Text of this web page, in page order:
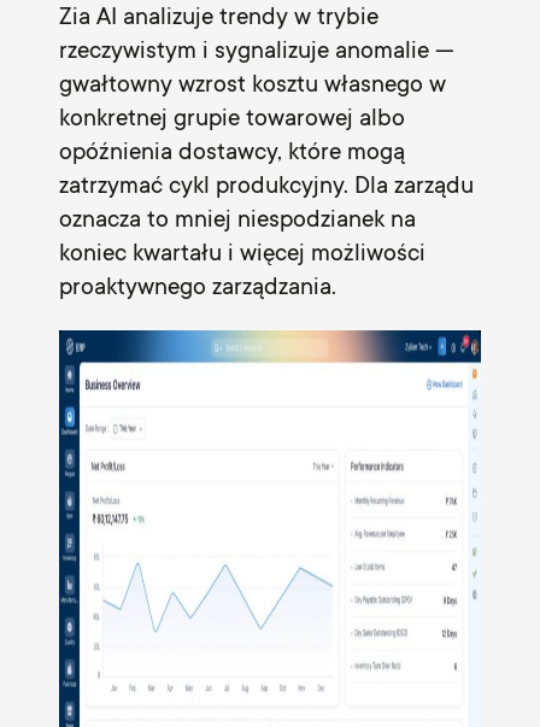
Zia AI analizuje trendy w trybie
rzeczywistym i sygnalizuje anomalie —
gwałtowny wzrost kosztu własnego w
konkretnej grupie towarowej albo
opóźnienia dostawcy, które mogą
zatrzymać cykl produkcyjny. Dla zarządu
oznacza to mniej niespodzianek na
koniec kwartału i więcej możliwości
proaktywnego zarządzania.